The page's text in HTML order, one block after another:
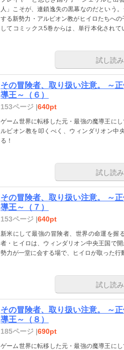
人」こそが、連鎖逸失の黒幕なのだという
する新勢力・アルビオン教がヒイロたちへ
してコミックス5巻からは、単行本化され
試し読み
その冒険者、取り扱い注意。 ～
導王～（６）
153ページ |640pt
ゲーム世界に転移した元・最強の魔導王に
ルビオン教を叩くべく、ウィンダリオン中
る！
試し読み
その冒険者、取り扱い注意。 ～
導王～（７）
153ページ |640pt
新米にして最強の冒険者、世界の命運を握
者・ヒイロは、ウィンダリオン中央王国で
勢力が一堂に会する場で、ヒイロが取った
試し読み
その冒険者、取り扱い注意。 ～
導王～（８）
185ページ |690pt
ゲーム世界に転移した元・最強の魔導王に